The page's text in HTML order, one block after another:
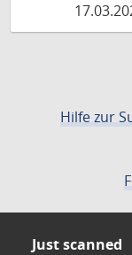
Hilfe zur
Just scanned